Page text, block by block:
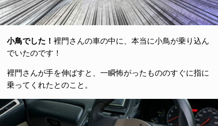
小鳥でした！ 裡門さんの車の中に、本当に小鳥が乗り込ん
でいたのです！
裡門さんが手を伸ばすと、一瞬怖がったもののすぐに指に
乗ってくれたとのこと。